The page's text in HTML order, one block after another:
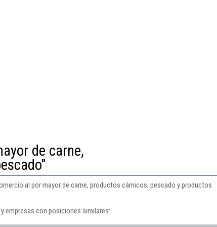
de carne,
al por mayor de carne, productos cárnicos; pescado y productos
empresas con posiciones similares: